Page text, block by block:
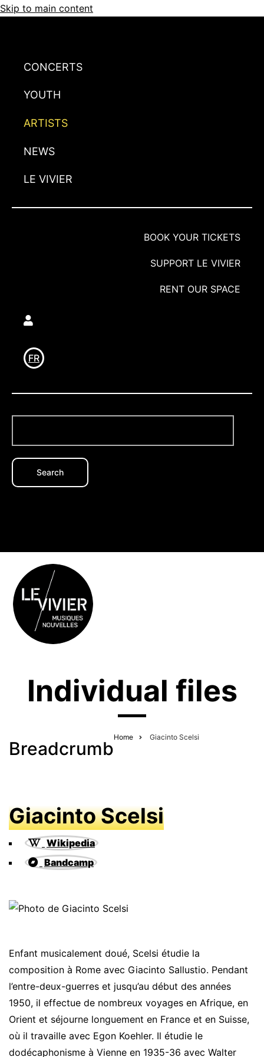
Skip to main content
CONCERTS
YOUTH
ARTISTS
NEWS
LE VIVIER
BOOK YOUR TICKETS
SUPPORT LE VIVIER
RENT OUR SPACE
Utilisateur
FR
Individual files
Breadcrumb
Home Giacinto Scelsi
Giacinto Scelsi
Wikipedia
Bandcamp
Enfant musicalement doué, Scelsi étudie la
composition à Rome avec Giacinto Sallustio. Pendant
l’entre-deux-guerres et jusqu’au début des années
1950, il effectue de nombreux voyages en Afrique, en
Orient et séjourne longuement en France et en Suisse,
où il travaille avec Egon Koehler. Il étudie le
dodécaphonisme à Vienne en 1935-36 avec Walter